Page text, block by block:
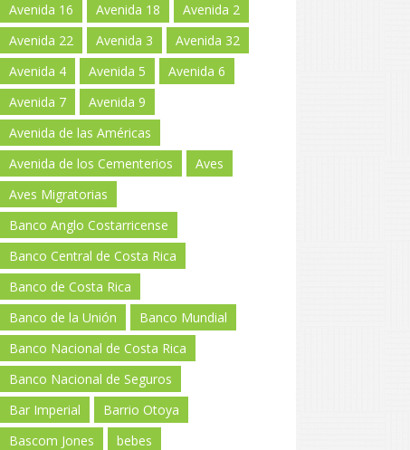
Avenida 16
Avenida 18
Avenida 2
Avenida 22
Avenida 3
Avenida 32
Avenida 4
Avenida 5
Avenida 6
Avenida 7
Avenida 9
Avenida de las Américas
Avenida de los Cementerios
Aves
Aves Migratorias
Banco Anglo Costarricense
Banco Central de Costa Rica
Banco de Costa Rica
Banco de la Unión
Banco Mundial
Banco Nacional de Costa Rica
Banco Nacional de Seguros
Bar Imperial
Barrio Otoya
Bascom Jones
bebes